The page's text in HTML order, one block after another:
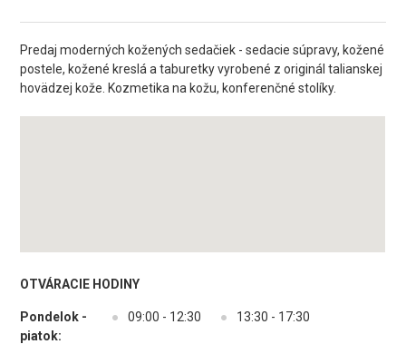
Predaj moderných kožených sedačiek - sedacie súpravy, kožené
postele, kožené kreslá a taburetky vyrobené z originál talianskej
hovädzej kože. Kozmetika na kožu, konferenčné stolíky.
OTVÁRACIE HODINY
Pondelok -
piatok:
● 09:00 - 12:30 ● 13:30 - 17:30